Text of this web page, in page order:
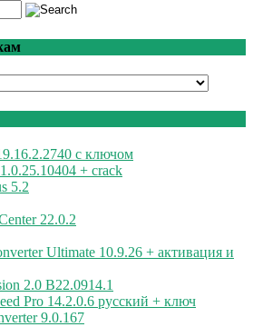
с ключом
+ crack
5.2
22.0.2
Ultimate 10.9.26 + активация и
2.0 B22.0914.1
Pro 14.2.0.6 русский + ключ
9.0.167